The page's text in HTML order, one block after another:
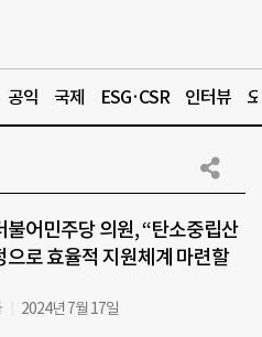
공익 국제 ESG·CSR 인터뷰
불어민주당 의원, “탄소중립산
으로 효율적 지원체계 마련할
2024년 7월 17일